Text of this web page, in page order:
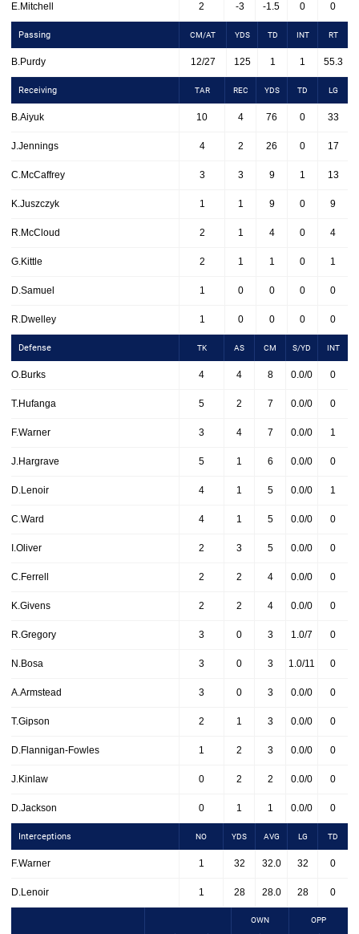
E.Mitchell 2 -3 -1.5 0 0
Passing CM/AT YDS TD INT RT
B.Purdy 12/27 125 1 1 55.3
Receiving TAR REC YDS TD LG
B.Aiyuk 10 4 76 0 33
J.Jennings 4 2 26 0 17
C.McCaffrey 3 3 9 1 13
K.Juszczyk 1 1 9 0 9
R.McCloud 2 1 4 0 4
G.Kittle 2 1 1 0 1
D.Samuel 1 0 0 0 0
R.Dwelley 1 0 0 0 0
Defense TK AS CM S/YD INT
O.Burks 4 4 8 0.0/0 0
T.Hufanga 5 2 7 0.0/0 0
F.Warner 3 4 7 0.0/0 1
J.Hargrave 5 1 6 0.0/0 0
D.Lenoir 4 1 5 0.0/0 1
C.Ward 4 1 5 0.0/0 0
I.Oliver 2 3 5 0.0/0 0
C.Ferrell 2 2 4 0.0/0 0
K.Givens 2 2 4 0.0/0 0
R.Gregory 3 0 3 1.0/7 0
N.Bosa 3 0 3 1.0/11 0
A.Armstead 3 0 3 0.0/0 0
T.Gipson 2 1 3 0.0/0 0
D.Flannigan-Fowles 1 2 3 0.0/0 0
J.Kinlaw 0 2 2 0.0/0 0
D.Jackson 0 1 1 0.0/0 0
Interceptions NO YDS AVG LG TD
F.Warner 1 32 32.0 32 0
D.Lenoir 1 28 28.0 28 0
OWN OPP